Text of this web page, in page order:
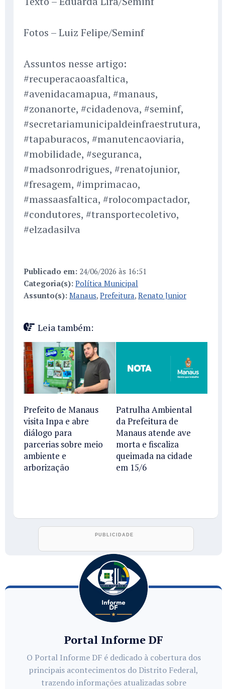
Fotos – Luiz Felipe/Seminf
Assuntos nesse artigo:
#recuperacaoasfaltica,
#avenidacamapua, #manaus,
#zonanorte, #cidadenova, #seminf,
#secretariamunicipaldeinfraestrutura,
#tapaburacos, #manutencaoviaria,
#mobilidade, #seguranca,
#madsonrodrigues, #renatojunior,
#fresagem, #imprimacao,
#massaasfaltica, #rolocompactador,
#condutores, #transportecoletivo,
#elzadasilva
Publicado em: 24/06/2026 às 16:51
Categoria(s): Política Municipal
Assunto(s): Manaus, Prefeitura, Renato Junior
Leia também:
Prefeito de Manaus
visita Inpa e abre
diálogo para
parcerias sobre meio
ambiente e
arborização
Patrulha Ambiental
da Prefeitura de
Manaus atende ave
morta e fiscaliza
queimada na cidade
em 15/6
Portal Informe DF
O Portal Informe DF é dedicado à cobertura dos
principais acontecimentos do Distrito Federal,
trazendo informações atualizadas sobre